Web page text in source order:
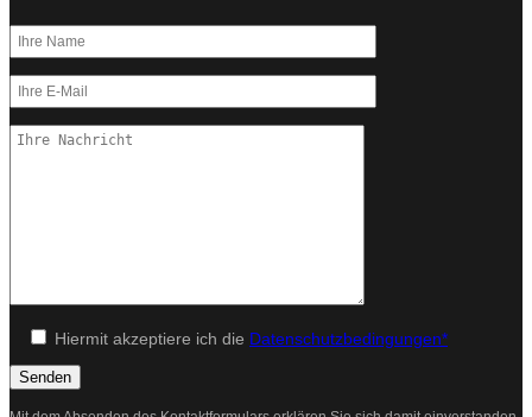
Hiermit akzeptiere ich die Datenschutzbedingungen*